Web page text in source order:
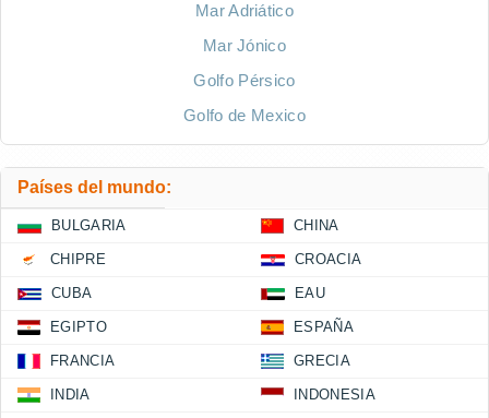
Mar Adriático
Mar Jónico
Golfo Pérsico
Golfo de Mexico
Países del mundo:
BULGARIA CHINA
CHIPRE CROACIA
CUBA EAU
EGIPTO ESPAÑA
FRANCIA GRECIA
INDIA INDONESIA